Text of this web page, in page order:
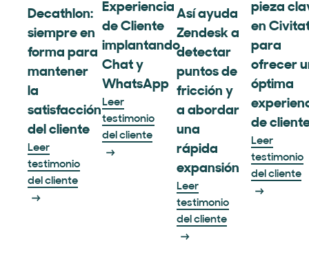
Decathlon:
siempre en
forma para
mantener
la
satisfacción
del cliente
Leer
testimonio
del cliente
Experiencia
de Cliente
implantando
Chat y
WhatsApp
Leer
testimonio
del cliente
Así ayuda
Zendesk a
detectar
puntos de
fricción y
a abordar
una
rápida
expansión
Leer
testimonio
del cliente
pieza
en
para
ofrecer
óptima
de
Leer
testimonio
del cliente